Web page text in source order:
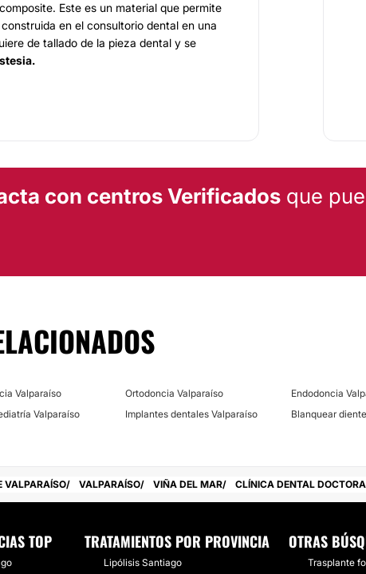
Este es un material que permite
en el consultorio dental en una
de tallado de la pieza dental y se
un ambiente familiar, abierto y
del cuidado en
diagnosticar su
plan de tratamiento para sus
estéticos.
con centros Verificadosque
Valparaíso Ortodoncia Valparaíso Endodoncia
Valparaíso Implantes dentales Valparaíso Blanquear
VALPARAÍSO VALPARAÍSO VIÑA DEL MAR CLÍNICA DENTAL
TOP TRATAMIENTOS POR PROVINCIA
Lipólisis Santiago
OTRAS
Trasplante